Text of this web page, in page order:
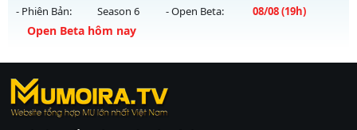
Exp: 9999x - Drop: 90%
Kiểu reset: Reset In Game
Thể loại: Mu Bán Đồ Full Trong Shop
Antihack: Anti Phoenix
- Phiên Bản:
Season 6 - Open Beta: 08/08(19h)
Open Beta hôm nay
MU SS6 - HOÀI NIỆM-SĂN BOSS-VUI VẺ
Mu mới ra tháng 08 2026 - Mở máy chủ
ngày 08/08/2626
Exp: 99x - Drop: 20%
https://ktdb.net/ |789club
đổi thưởng
|Xôi Lạc